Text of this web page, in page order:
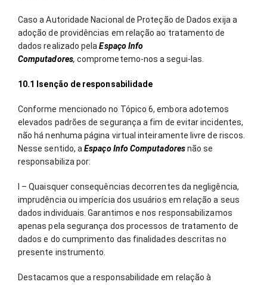
Caso a Autoridade Nacional de Proteção de Dados exija a
adoção de providências em relação ao tratamento de
dados realizado pelaEspaço Info
Computadores, comprometemo-nos a segui-las.
10.1 Isenção de responsabilidade
Conforme mencionado no Tópico 6, embora adotemos
elevados padrões de segurança a fim de evitar incidentes,
não há nenhuma página virtual inteiramente livre de riscos.
Nesse sentido, aEspaço Info Computadoresnão se
responsabiliza por:
I – Quaisquer consequências decorrentes da negligência,
imprudência ou imperícia dos usuários em relação a seus
dados individuais. Garantimos e nos responsabilizamos
apenas pela segurança dos processos de tratamento de
dados e do cumprimento das finalidades descritas no
presente instrumento.
Destacamos que a responsabilidade em relação à